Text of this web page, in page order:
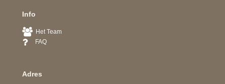
Info
Het Team
FAQ
Adres